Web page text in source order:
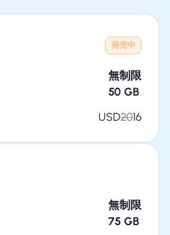
発売中
無制限
50 GB
USD2016
無制限
75 GB